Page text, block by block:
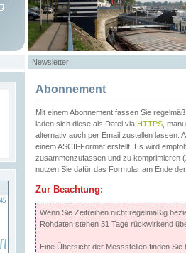
Newsletter
Abonnement
Mit einem Abonnement fassen Sie
laden sich diese als Datei via HTTPS ,
alternativ auch per Email zustellen lassen.
einem ASCII-Format erstellt. Es wird
zusammenzufassen und zu komprimieren
nutzen Sie dafür das Formular am Ende der
Zur Beachtung:
Wenn Sie Zeitreihen nicht regelmäßig
Rohdaten stehen 31 Tage rückwirkend
Eine Übersicht der Messstellen finden Sie